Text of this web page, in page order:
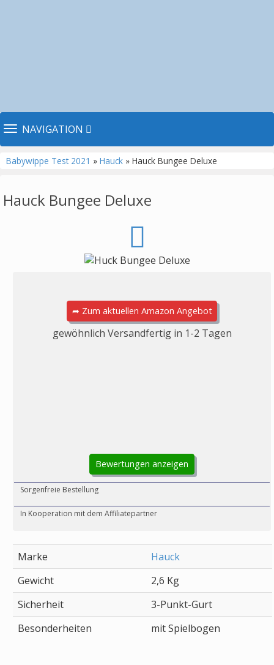
TOGGLE NAVIGATION
NAVIGATION
Babywippe Test 2021 » Hauck » Hauck Bungee Deluxe
Hauck Bungee Deluxe
➦ Zum aktuellen Amazon Angebot
gewöhnlich Versandfertig in 1-2 Tagen
Bewertungen anzeigen
Sorgenfreie Bestellung
In Kooperation mit dem Affiliatepartner
Marke
Hauck
Gewicht
2,6 Kg
Sicherheit
3-Punkt-Gurt
Besonderheiten
mit Spielbogen